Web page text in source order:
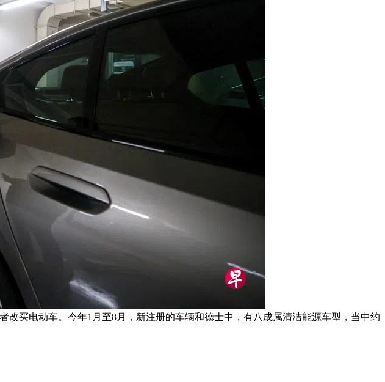
买电动车。今年1月至8月，新注册的车辆和德士中，有八成属清洁能源车型，当中约